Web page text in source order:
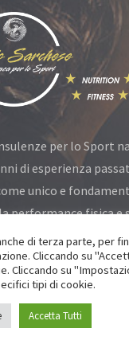
per lo Sport
di esperienza
unico e
performance fisica e
All Rights
Policy
di terza parte, per
Cliccando su
Cliccando su
tipi di cookie.
Accetta Tutti